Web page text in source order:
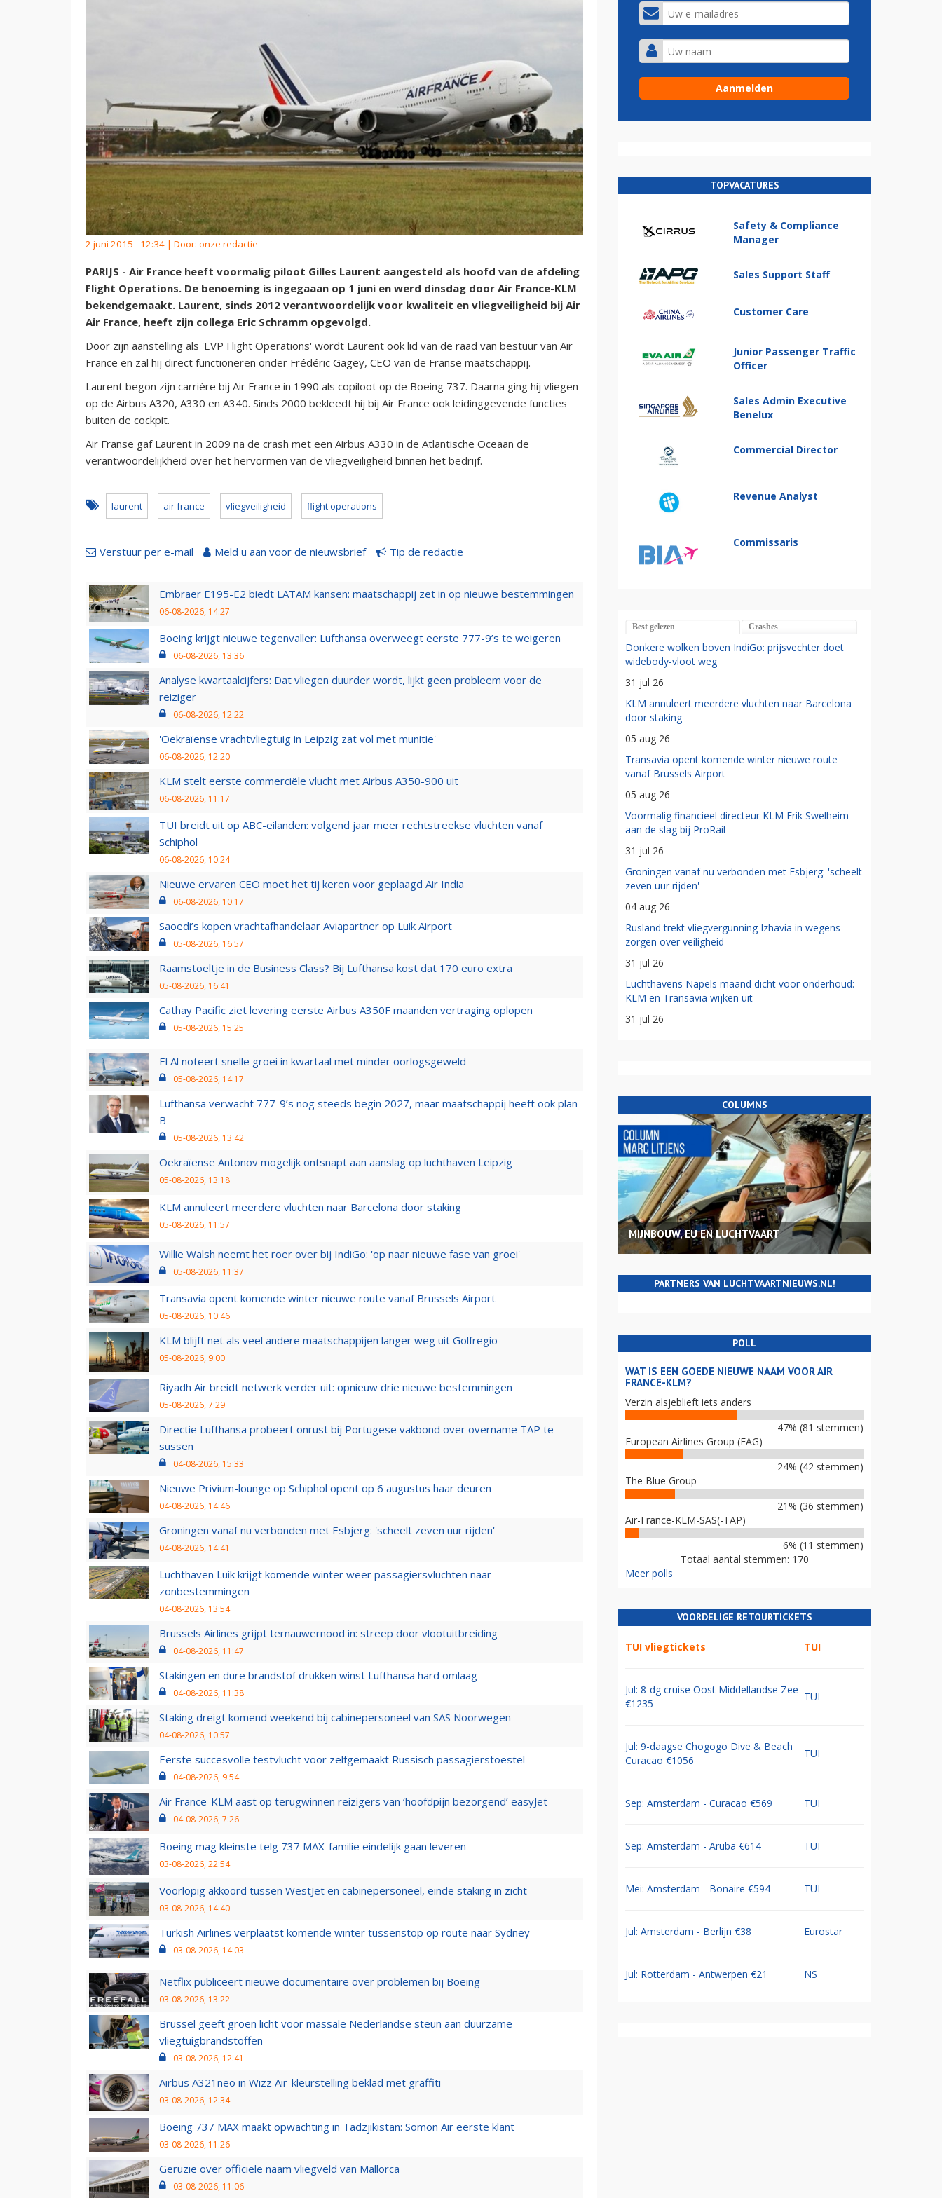
2 juni 2015 - 12:34 | Door: onze redactie
PARIJS - Air France heeft voormalig piloot Gilles Laurent aangesteld als hoofd van de afdeling
Flight Operations. De benoeming is ingegaaan op 1 juni en werd dinsdag door Air France-KLM
bekendgemaakt. Laurent, sinds 2012 verantwoordelijk voor kwaliteit en vliegveiligheid bij Air
Air France, heeft zijn collega Eric Schramm opgevolgd.
Door zijn aanstelling als 'EVP Flight Operations' wordt Laurent ook lid van de raad van bestuur van Air
France en zal hij direct functioneren onder Frédéric Gagey, CEO van de Franse maatschappij.
Laurent begon zijn carrière bij Air France in 1990 als copiloot op de Boeing 737. Daarna ging hij vliegen
op de Airbus A320, A330 en A340. Sinds 2000 bekleedt hij bij Air France ook leidinggevende functies
buiten de cockpit.
Air Franse gaf Laurent in 2009 na de crash met een Airbus A330 in de Atlantische Oceaan de
verantwoordelijkheid over het hervormen van de vliegveiligheid binnen het bedrijf.
laurent air france vliegveiligheid flight operations
Verstuur per e-mail Meld u aan voor de nieuwsbrief Tip de redactie
Embraer E195-E2 biedt LATAM kansen: maatschappij zet in op nieuwe bestemmingen
06-08-2026, 14:27
Boeing krijgt nieuwe tegenvaller: Lufthansa overweegt eerste 777-9’s te weigeren
06-08-2026, 13:36
Analyse kwartaalcijfers: Dat vliegen duurder wordt, lijkt geen probleem voor de
reiziger
06-08-2026, 12:22
'Oekraïense vrachtvliegtuig in Leipzig zat vol met munitie'
06-08-2026, 12:20
KLM stelt eerste commerciële vlucht met Airbus A350-900 uit
06-08-2026, 11:17
TUI breidt uit op ABC-eilanden: volgend jaar meer rechtstreekse vluchten vanaf
Schiphol
06-08-2026, 10:24
Nieuwe ervaren CEO moet het tij keren voor geplaagd Air India
06-08-2026, 10:17
Saoedi’s kopen vrachtafhandelaar Aviapartner op Luik Airport
05-08-2026, 16:57
Raamstoeltje in de Business Class? Bij Lufthansa kost dat 170 euro extra
05-08-2026, 16:41
Cathay Pacific ziet levering eerste Airbus A350F maanden vertraging oplopen
05-08-2026, 15:25
El Al noteert snelle groei in kwartaal met minder oorlogsgeweld
05-08-2026, 14:17
Lufthansa verwacht 777-9’s nog steeds begin 2027, maar maatschappij heeft ook plan
B
05-08-2026, 13:42
Oekraïense Antonov mogelijk ontsnapt aan aanslag op luchthaven Leipzig
05-08-2026, 13:18
KLM annuleert meerdere vluchten naar Barcelona door staking
05-08-2026, 11:57
Willie Walsh neemt het roer over bij IndiGo: 'op naar nieuwe fase van groei'
05-08-2026, 11:37
Transavia opent komende winter nieuwe route vanaf Brussels Airport
05-08-2026, 10:46
KLM blijft net als veel andere maatschappijen langer weg uit Golfregio
05-08-2026, 9:00
Riyadh Air breidt netwerk verder uit: opnieuw drie nieuwe bestemmingen
05-08-2026, 7:29
Directie Lufthansa probeert onrust bij Portugese vakbond over overname TAP te
sussen
04-08-2026, 15:33
Nieuwe Privium-lounge op Schiphol opent op 6 augustus haar deuren
04-08-2026, 14:46
Groningen vanaf nu verbonden met Esbjerg: 'scheelt zeven uur rijden'
04-08-2026, 14:41
Luchthaven Luik krijgt komende winter weer passagiersvluchten naar
zonbestemmingen
04-08-2026, 13:54
Brussels Airlines grijpt ternauwernood in: streep door vlootuitbreiding
04-08-2026, 11:47
Stakingen en dure brandstof drukken winst Lufthansa hard omlaag
04-08-2026, 11:38
Staking dreigt komend weekend bij cabinepersoneel van SAS Noorwegen
04-08-2026, 10:57
Eerste succesvolle testvlucht voor zelfgemaakt Russisch passagierstoestel
04-08-2026, 9:54
Air France-KLM aast op terugwinnen reizigers van ‘hoofdpijn bezorgend’ easyJet
04-08-2026, 7:26
Boeing mag kleinste telg 737 MAX-familie eindelijk gaan leveren
03-08-2026, 22:54
Voorlopig akkoord tussen WestJet en cabinepersoneel, einde staking in zicht
03-08-2026, 14:40
Turkish Airlines verplaatst komende winter tussenstop op route naar Sydney
03-08-2026, 14:03
Netflix publiceert nieuwe documentaire over problemen bij Boeing
03-08-2026, 13:22
Brussel geeft groen licht voor massale Nederlandse steun aan duurzame
vliegtuigbrandstoffen
03-08-2026, 12:41
Airbus A321neo in Wizz Air-kleurstelling beklad met graffiti
03-08-2026, 12:34
Boeing 737 MAX maakt opwachting in Tadzjikistan: Somon Air eerste klant
03-08-2026, 11:26
Geruzie over officiële naam vliegveld van Mallorca
03-08-2026, 11:06
TOPVACATURES
Safety & Compliance
Manager
Sales Support Staff
Customer Care
Junior Passenger Traffic
Officer
Sales Admin Executive
Benelux
Commercial Director
Revenue Analyst
Commissaris
Best gelezen Crashes
Donkere wolken boven IndiGo: prijsvechter doet
widebody-vloot weg
31 jul 26
KLM annuleert meerdere vluchten naar Barcelona
door staking
05 aug 26
Transavia opent komende winter nieuwe route
vanaf Brussels Airport
05 aug 26
Voormalig financieel directeur KLM Erik Swelheim
aan de slag bij ProRail
31 jul 26
Groningen vanaf nu verbonden met Esbjerg: 'scheelt
zeven uur rijden'
04 aug 26
Rusland trekt vliegvergunning Izhavia in wegens
zorgen over veiligheid
31 jul 26
Luchthavens Napels maand dicht voor onderhoud:
KLM en Transavia wijken uit
31 jul 26
COLUMNS
MIJNBOUW, EU EN LUCHTVAART
PARTNERS VAN LUCHTVAARTNIEUWS.NL!
POLL
WAT IS EEN GOEDE NIEUWE NAAM VOOR AIR
FRANCE-KLM?
Verzin alsjeblieft iets anders
47% (81 stemmen)
European Airlines Group (EAG)
24% (42 stemmen)
The Blue Group
21% (36 stemmen)
Air-France-KLM-SAS(-TAP)
6% (11 stemmen)
Totaal aantal stemmen: 170
Meer polls
VOORDELIGE RETOURTICKETS
TUI vliegtickets TUI
Jul: 8-dg cruise Oost Middellandse Zee
€1235
TUI
Jul: 9-daagse Chogogo Dive & Beach
Curacao €1056
TUI
Sep: Amsterdam - Curacao €569 TUI
Sep: Amsterdam - Aruba €614 TUI
Mei: Amsterdam - Bonaire €594 TUI
Jul: Amsterdam - Berlijn €38 Eurostar
Jul: Rotterdam - Antwerpen €21 NS